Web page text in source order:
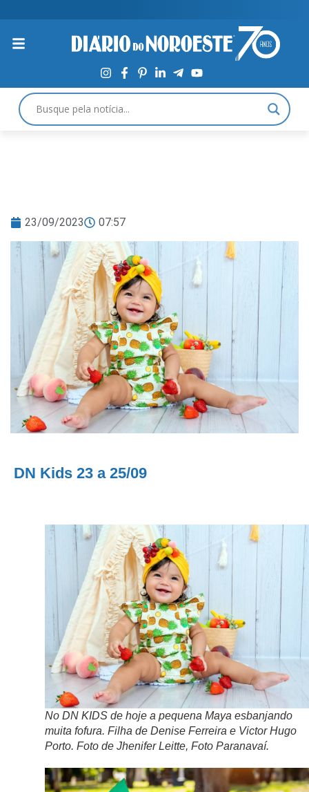
23/09/2023 07:57
DN Kids 23 a 25/09
No DN KIDS de hoje a pequena Maya esbanjando
muita fofura. Filha de Denise Ferreira e Victor Hugo
Porto. Foto de Jhenifer Leitte, Foto Paranavaí.